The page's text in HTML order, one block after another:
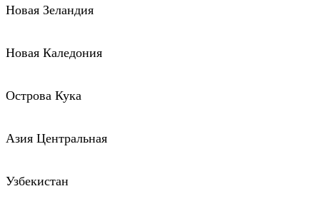
Новая Зеландия
Новая Каледония
Острова Кука
Азия Центральная
Узбекистан